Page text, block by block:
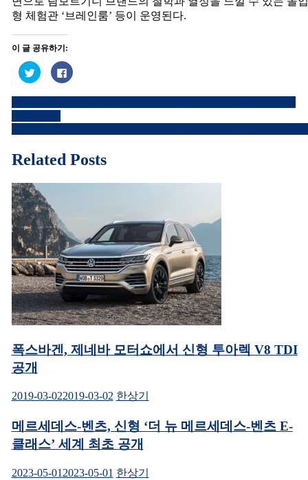
형 체험관 ‘브레인룸’ 등이 운영된다.
이 글 공유하기:
트
위
로
유
하
(새
서
열
페
이
북
공
려
클
릭
하
요.
림)
글
내
비
이
션
Related Posts
폭스바겐, 제네바 모터쇼에서 신형 투아렉 V8 TDI
공개
2019-03-022019-03-02 한상기
메르세데스-벤츠, 신형 ‘더 뉴 메르세데스-벤츠 E-
클래스’ 세계 최초 공개
2023-05-01 2023-05-01 한상기